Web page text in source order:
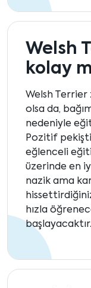
Welsh
kolay
Welsh Terrier
olsa da,
nedeniyle
Pozitif
eğlenceli
üzerinde en
nazik ama
hızla
başlayacaktır.